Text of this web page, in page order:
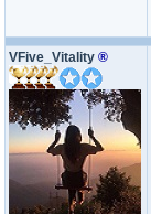
VFive_Vitality ®